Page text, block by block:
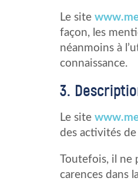
Le site
façon, les
néanmoins à
connaissance.
3.
Le site
des activités
Toutefois, il ne
carences dans